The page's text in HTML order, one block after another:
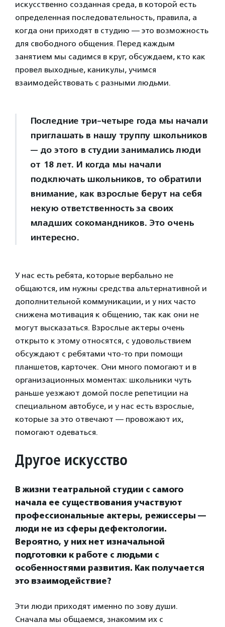
искусственно созданная среда, в которой есть
определенная последовательность, правила, а
когда они приходят в студию — это возможность
для свободного общения. Перед каждым
занятием мы садимся в круг, обсуждаем, кто как
провел выходные, каникулы, учимся
взаимодействовать с разными людьми.
Последние три-четыре года мы начали
приглашать в нашу труппу школьников
— до этого в студии занимались люди
от 18 лет. И когда мы начали
подключать школьников, то обратили
внимание, как взрослые берут на себя
некую ответственность за своих
младших сокомандников. Это очень
интересно.
У нас есть ребята, которые вербально не
общаются, им нужны средства альтернативной и
дополнительной коммуникации, и у них часто
снижена мотивация к общению, так как они не
могут высказаться. Взрослые актеры очень
открыто к этому относятся, с удовольствием
обсуждают с ребятами что-то при помощи
планшетов, карточек. Они много помогают и в
организационных моментах: школьники чуть
раньше уезжают домой после репетиции на
специальном автобусе, и у нас есть взрослые,
которые за это отвечают — провожают их,
помогают одеваться.
Другое искусство
В жизни театральной студии с самого
начала ее существования участвуют
профессиональные актеры, режиссеры —
люди не из сферы дефектологии.
Вероятно, у них нет изначальной
подготовки к работе с людьми с
особенностями развития. Как получается
это взаимодействие?
Эти люди приходят именно по зову души.
Сначала мы общаемся, знакомим их с